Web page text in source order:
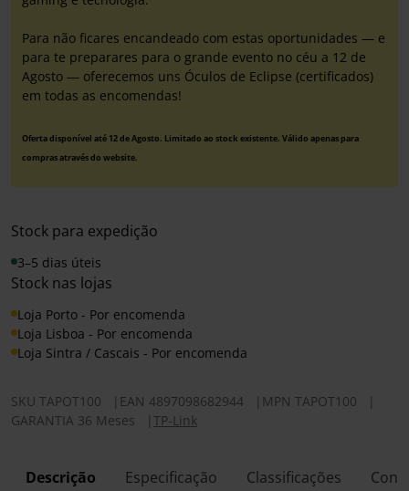
Para não ficares encandeado com estas oportunidades — e
para te preparares para o grande evento no céu a 12 de
Agosto — oferecemos uns Óculos de Eclipse (certificados)
em todas as encomendas!
Oferta disponível até 12 de Agosto. Limitado ao stock existente. Válido apenas para
compras através do website.
Stock para expedição
3–5 dias úteis
Stock nas lojas
Loja Porto - Por encomenda
Loja Lisboa - Por encomenda
Loja Sintra / Cascais - Por encomenda
SKU TAPOT100 EAN 4897098682944 MPN TAPOT100
GARANTIA 36 Meses
TP-Link
Descrição Especificação Classificações